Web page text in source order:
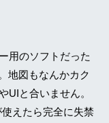
用のソフトだった
地図もなんかカク
UIと合いません。
えたら完全に失禁